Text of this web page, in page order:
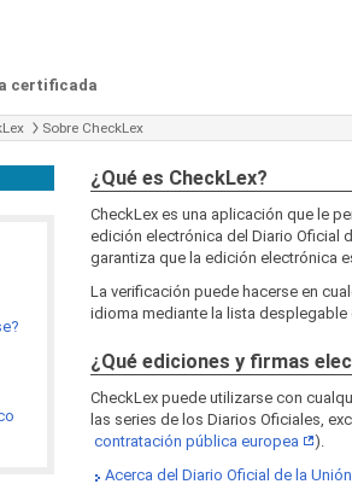
certificada
Sobre CheckLex
¿Qué es CheckLex?
CheckLex es una aplicación que le
edición electrónica del Diario Oficial
garantiza que la edición electrónica
La verificación puede hacerse en
idioma mediante la lista
¿Qué ediciones y firmas
CheckLex puede utilizarse con
las series de los Diarios Oficiales,
contratación pública europea
).
Acerca del Diario Oficial de la